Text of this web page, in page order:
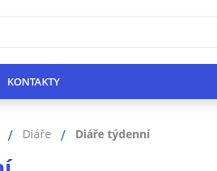
KONTAKTY
Diáře Diáře týdenní